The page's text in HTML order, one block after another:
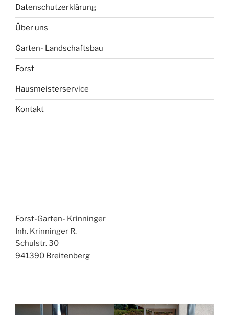
Datenschutzerklärung
Über uns
Garten- Landschaftsbau
Forst
Hausmeisterservice
Kontakt
Forst-Garten- Krinninger
Inh. Krinninger R.
Schulstr. 30
941390 Breitenberg